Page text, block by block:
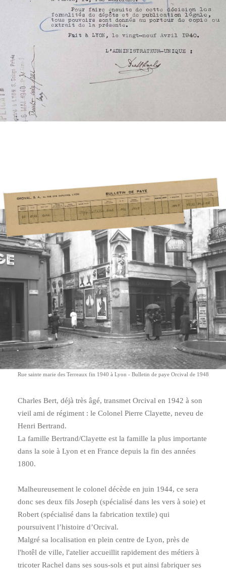
Rue sainte marie des Terreaux fin 1940 à Lyon - Bulletin de paye Orcival de 1948
Charles Bert, déjà très âgé, transmet Orcival en 1942 à son
vieil ami de régiment : le Colonel Pierre Clayette, neveu de
Henri Bertrand.
La famille Bertrand/Clayette est la famille la plus importante
dans la soie à Lyon et en France depuis la fin des années
1800.
Malheureusement le colonel décède en juin 1944, ce sera
donc ses deux fils Joseph (spécialisé dans les vers à soie) et
Robert (spécialisé dans la fabrication textile) qui
poursuivent lʼhistoire dʼOrcival.
Malgré sa localisation en plein centre de Lyon, près de
l'hotêl de ville, l'atelier accueillit rapidement des métiers à
tricoter Rachel dans ses sous-sols et put ainsi fabriquer ses